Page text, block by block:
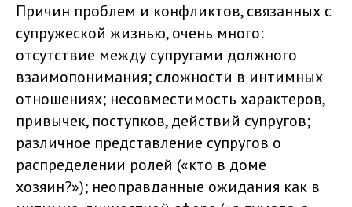
Причин проблем и конфликтов, связанных с
супружеской жизнью, очень много:
отсутствие между супругами должного
взаимопонимания; сложности в интимных
отношениях; несовместимость характеров,
привычек, поступков, действий супругов;
различное представление супругов о
распределении ролей («кто в доме
хозяин?»); неоправданные ожидания как в